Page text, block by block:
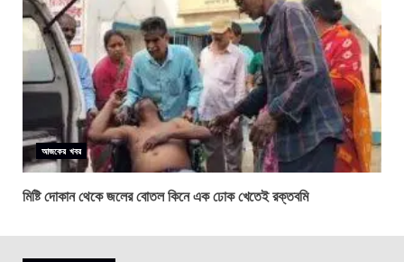
আজকের খবর
মিষ্টি দোকান থেকে জলের বোতল কিনে এক ঢোক খেতেই রক্তবমি